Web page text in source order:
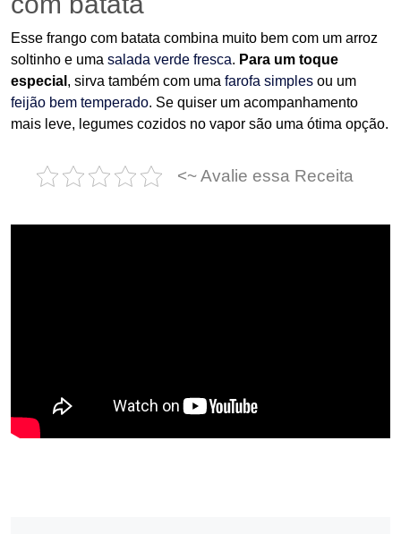
Esse frango com batata combina muito bem com um arroz
soltinho e uma salada verde fresca. Para um toque
especial , sirva também com uma farofa simples ou um
feijão bem temperado. Se quiser um acompanhamento
mais leve, legumes cozidos no vapor são uma ótima opção.
<~ Avalie essa Receita